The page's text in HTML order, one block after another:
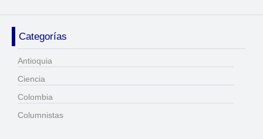
Categorías
Antioquia
Ciencia
Colombia
Columnistas